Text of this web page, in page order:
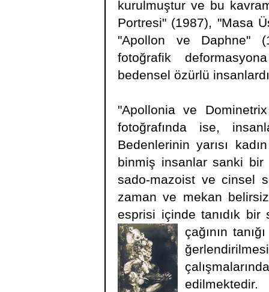
kurulmuştur ve bu
Portresi" (1987), "Masa
"Apollon ve Daphne"
fotoğrafik
bedensel özürlü
"Apollonia ve Dominetrix
fotoğrafında ise,
Bedenlerinin yarısı
binmiş insanlar sanki bir
sado-mazoist ve cinsel
zaman ve mekan
esprisi içinde tanıdık bir
çağının
edilmektedir.